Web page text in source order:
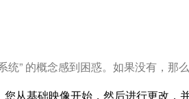
统” 的概念感到困惑。如果没有，那
从基础映像开始，然后进行更改，